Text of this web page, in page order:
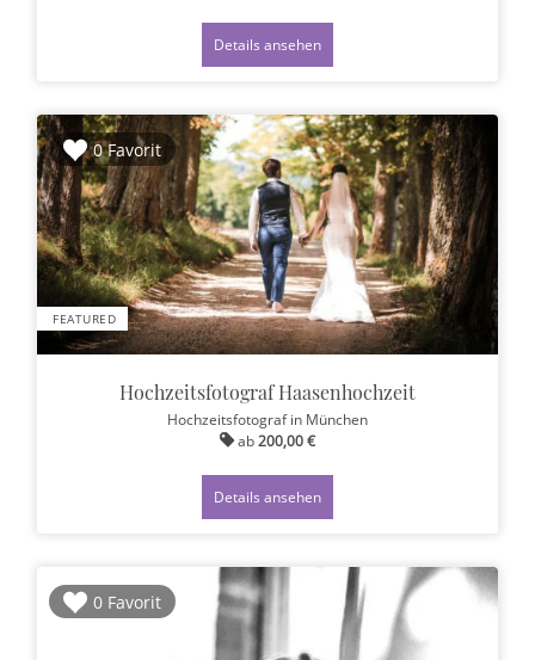
Details ansehen
0 Favorit
FEATURED
Hochzeitsfotograf Haasenhochzeit
Hochzeitsfotografin München
ab200,00 €
Details ansehen
0 Favorit